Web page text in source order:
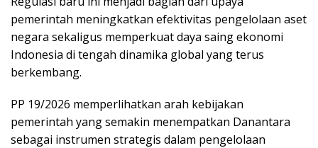
pemerintah meningkatkan efektivitas pengelolaan aset
negara sekaligus memperkuat daya saing ekonomi
Indonesia di tengah dinamika global yang terus
berkembang.
PP 19/2026 memperlihatkan arah kebijakan
pemerintah yang semakin menempatkan Danantara
sebagai instrumen strategis dalam pengelolaan